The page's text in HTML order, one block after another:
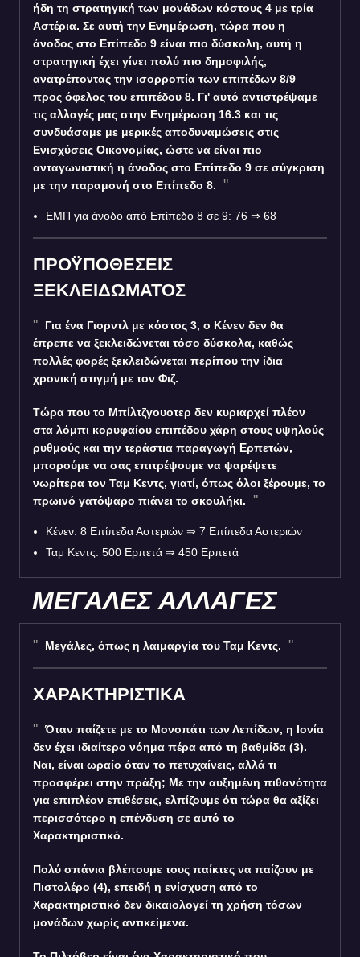
ήδη τη στρατηγική των μονάδων κόστους 4 με τρία
Αστέρια. Σε αυτή την Ενημέρωση, τώρα που η
άνοδος στο Επίπεδο 9 είναι πιο δύσκολη, αυτή η
στρατηγική έχει γίνει πολύ πιο δημοφιλής,
ανατρέποντας την ισορροπία των επιπέδων 8/9
προς όφελος του επιπέδου 8. Γι' αυτό αντιστρέψαμε
τις αλλαγές μας στην Ενημέρωση 16.3 και τις
συνδυάσαμε με μερικές αποδυναμώσεις στις
Ενισχύσεις Οικονομίας, ώστε να είναι πιο
ανταγωνιστική η άνοδος στο Επίπεδο 9 σε σύγκριση
με την παραμονή στο Επίπεδο 8.
ΕΜΠ για άνοδο από Επίπεδο 8 σε 9: 76 ⇒ 68
ΠΡΟΫΠΟΘΕΣΕΙΣ
ΞΕΚΛΕΙΔΩΜΑΤΟΣ
Για ένα Γιορντλ με κόστος 3, ο Κένεν δεν θα
έπρεπε να ξεκλειδώνεται τόσο δύσκολα, καθώς
πολλές φορές ξεκλειδώνεται περίπου την ίδια
χρονική στιγμή με τον Φιζ.
Τώρα που το Μπίλτζγουοτερ δεν κυριαρχεί πλέον
στα λόμπι κορυφαίου επιπέδου χάρη στους υψηλούς
ρυθμούς και την τεράστια παραγωγή Ερπετών,
μπορούμε να σας επιτρέψουμε να ψαρέψετε
νωρίτερα τον Ταμ Κεντς, γιατί, όπως όλοι ξέρουμε, το
πρωινό γατόψαρο πιάνει το σκουλήκι.
Κένεν: 8 Επίπεδα Αστεριών ⇒ 7 Επίπεδα Αστεριών
Ταμ Κεντς: 500 Ερπετά ⇒ 450 Ερπετά
ΜΕΓΑΛΕΣ ΑΛΛΑΓΕΣ
Μεγάλες, όπως η λαιμαργία του Ταμ Κεντς.
ΧΑΡΑΚΤΗΡΙΣΤΙΚΑ
Όταν παίζετε με το Μονοπάτι των Λεπίδων, η Ιονία
δεν έχει ιδιαίτερο νόημα πέρα από τη βαθμίδα (3).
Ναι, είναι ωραίο όταν το πετυχαίνεις, αλλά τι
προσφέρει στην πράξη; Με την αυξημένη πιθανότητα
για επιπλέον επιθέσεις, ελπίζουμε ότι τώρα θα αξίζει
περισσότερο η επένδυση σε αυτό το
Χαρακτηριστικό.
Πολύ σπάνια βλέπουμε τους παίκτες να παίζουν με
Πιστολέρο (4), επειδή η ενίσχυση από το
Χαρακτηριστικό δεν δικαιολογεί τη χρήση τόσων
μονάδων χωρίς αντικείμενα.